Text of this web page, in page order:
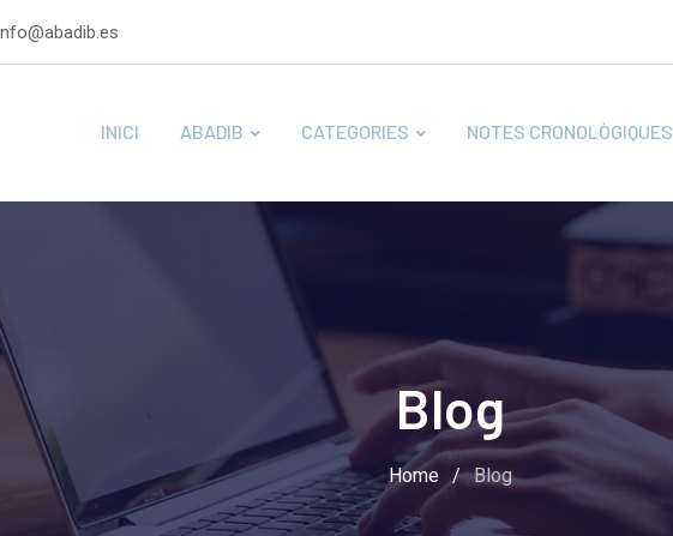
INICI ABADIB CATEGORIES NOTES CRONOLÒGIQUES
Blog
Home / Blog